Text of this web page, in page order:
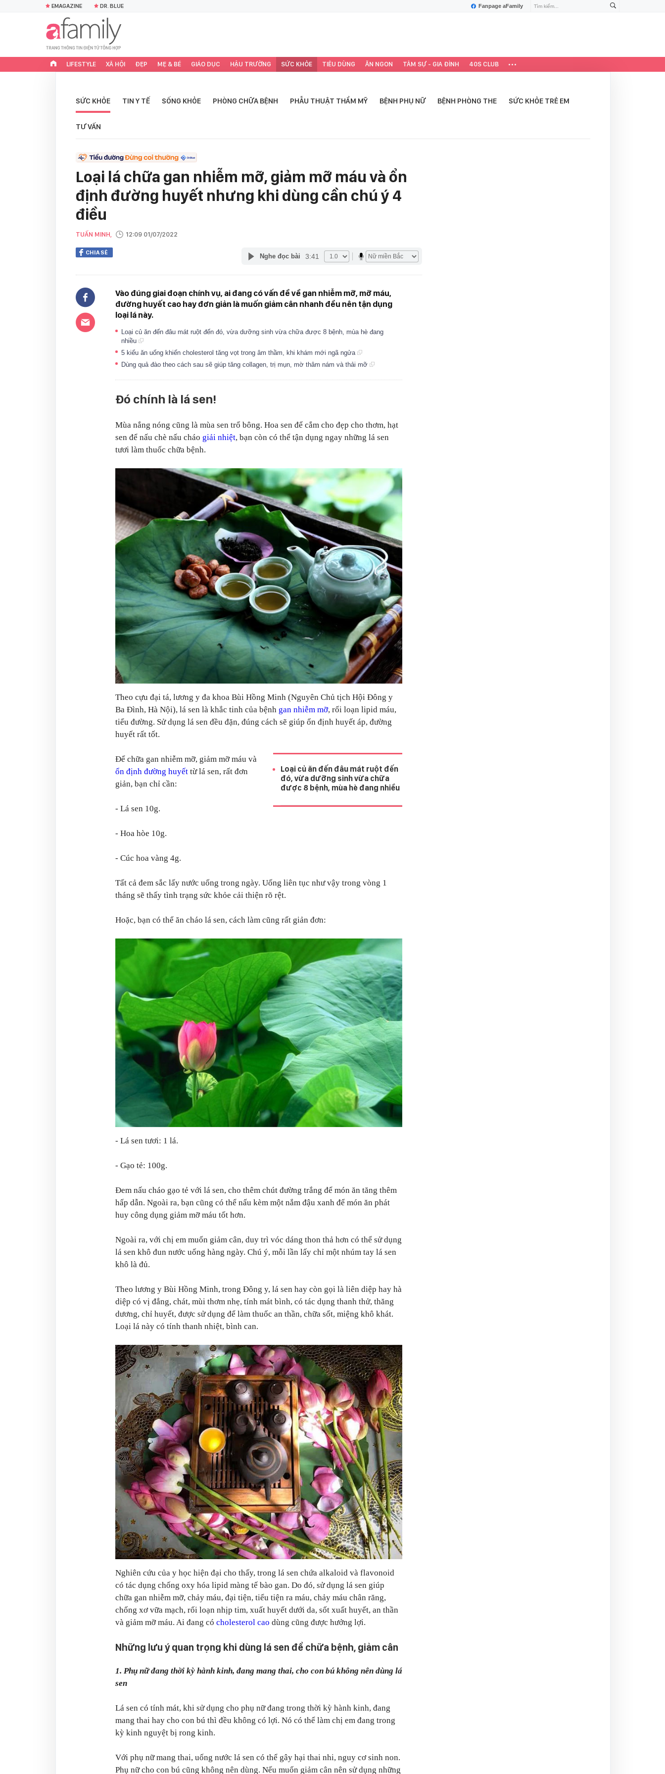
Fanpage aFamily
EMAGAZINE DR. BLUE
LIFESTYLE XÃ HỘI ĐẸP MẸ & BÉ GIÁO DỤC HẬU TRƯỜNG SỨC KHỎE TIÊU DÙNG ĂN NGON TÂM SỰ - GIA ĐÌNH 40S CLUB
SỨC KHỎE TIN Y TẾ SỐNG KHỎE PHÒNG CHỮA BỆNH PHẪU THUẬT THẨM MỸ BỆNH PHỤ NỮ BỆNH PHÒNG THE SỨC KHỎE TRẺ EM
TƯ VẤN
Loại lá chữa gan nhiễm mỡ, giảm mỡ máu và ổn
định đường huyết nhưng khi dùng cần chú ý 4
điều
TUẤN MINH, 12:09 01/07/2022
CHIA SẺ Nghe đọc bài 3:41
Vào đúng giai đoạn chính vụ, ai đang có vấn đề về gan nhiễm mỡ, mỡ máu,
đường huyết cao hay đơn giản là muốn giảm cân nhanh đều nên tận dụng
loại lá này.
Loại củ ăn đến đâu mát ruột đến đó, vừa dưỡng sinh vừa chữa được 8 bệnh, mùa hè đang
nhiều
5 kiểu ăn uống khiến cholesterol tăng vọt trong âm thầm, khi khám mới ngã ngửa
Dùng quả đào theo cách sau sẽ giúp tăng collagen, trị mụn, mờ thâm nám và thải mỡ
Đó chính là lá sen!
Mùa nắng nóng cũng là mùa sen trổ bông. Hoa sen để cắm cho đẹp cho thơm, hạt
sen để nấu chè nấu cháo giải nhiệt, bạn còn có thể tận dụng ngay những lá sen
tươi làm thuốc chữa bệnh.
Theo cựu đại tá, lương y đa khoa Bùi Hồng Minh (Nguyên Chủ tịch Hội Đông y
Ba Đình, Hà Nội), lá sen là khắc tinh của bệnh gan nhiễm mỡ, rối loạn lipid máu,
tiểu đường. Sử dụng lá sen đều đặn, đúng cách sẽ giúp ổn định huyết áp, đường
huyết rất tốt.
Loại củ ăn đến đâu mát ruột đến
đó, vừa dưỡng sinh vừa chữa
được 8 bệnh, mùa hè đang nhiều
Để chữa gan nhiễm mỡ, giảm mỡ máu và
ổn định đường huyết từ lá sen, rất đơn
giản, bạn chỉ cần:
- Lá sen 10g.
- Hoa hòe 10g.
- Cúc hoa vàng 4g.
Tất cả đem sắc lấy nước uống trong ngày. Uống liên tục như vậy trong vòng 1
tháng sẽ thấy tình trạng sức khỏe cải thiện rõ rệt.
Hoặc, bạn có thể ăn cháo lá sen, cách làm cũng rất giản đơn:
- Lá sen tươi: 1 lá.
- Gạo tẻ: 100g.
Đem nấu cháo gạo tẻ với lá sen, cho thêm chút đường trắng để món ăn tăng thêm
hấp dẫn. Ngoài ra, bạn cũng có thể nấu kèm một nắm đậu xanh để món ăn phát
huy công dụng giảm mỡ máu tốt hơn.
Ngoài ra, với chị em muốn giảm cân, duy trì vóc dáng thon thả hơn có thể sử dụng
lá sen khô đun nước uống hàng ngày. Chú ý, mỗi lần lấy chỉ một nhúm tay lá sen
khô là đủ.
Theo lương y Bùi Hồng Minh, trong Đông y, lá sen hay còn gọi là liên diệp hay hà
diệp có vị đắng, chát, mùi thơm nhẹ, tính mát bình, có tác dụng thanh thử, thăng
dương, chỉ huyết, được sử dụng để làm thuốc an thần, chữa sốt, miệng khô khát.
Loại lá này có tính thanh nhiệt, bình can.
Nghiên cứu của y học hiện đại cho thấy, trong lá sen chứa alkaloid và flavonoid
có tác dụng chống oxy hóa lipid màng tế bào gan. Do đó, sử dụng lá sen giúp
chữa gan nhiễm mỡ, chảy máu, đại tiện, tiểu tiện ra máu, chảy máu chân răng,
chống xơ vữa mạch, rối loạn nhịp tim, xuất huyết dưới da, sốt xuất huyết, an thần
và giảm mỡ máu. Ai đang có cholesterol cao dùng cũng được hưởng lợi.
Những lưu ý quan trọng khi dùng lá sen để chữa bệnh, giảm cân
1. Phụ nữ đang thời kỳ hành kinh, đang mang thai, cho con bú không nên dùng lá
sen
Lá sen có tính mát, khi sử dụng cho phụ nữ đang trong thời kỳ hành kinh, đang
mang thai hay cho con bú thì đều không có lợi. Nó có thể làm chị em đang trong
kỳ kinh nguyệt bị rong kinh.
Với phụ nữ mang thai, uống nước lá sen có thể gây hại thai nhi, nguy cơ sinh non.
Phụ nữ cho con bú cũng không nên dùng. Nếu muốn giảm cân nên sử dụng những